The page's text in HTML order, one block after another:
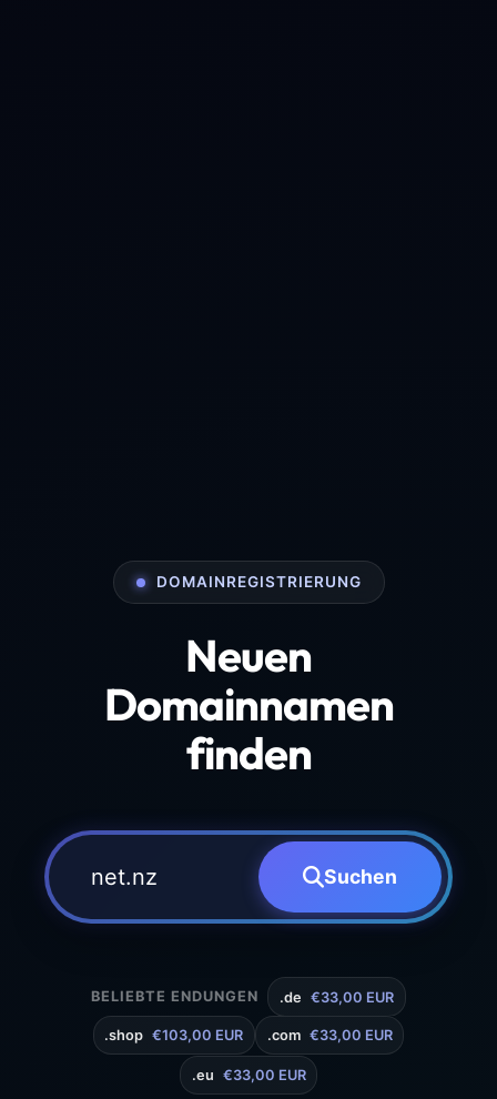
DOMAINREGISTRIERUNG
Neuen
Domainnamen
finden
Suchen
BELIEBTE ENDUNGEN .de €33,00 EUR
.shop €103,00 EUR .com €33,00 EUR
.eu €33,00 EUR